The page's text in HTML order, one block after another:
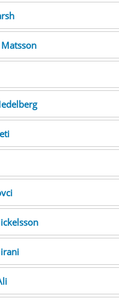
Matsson